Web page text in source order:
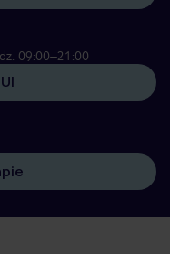
09:00–21:00